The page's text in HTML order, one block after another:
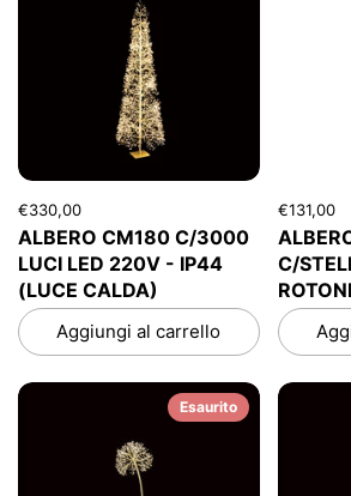
€330,00
ALBERO CM180 C/3000
LUCI LED 220V - IP44
(LUCE CALDA)
Aggiungi al carrello
€131,00
C/
Esaurito